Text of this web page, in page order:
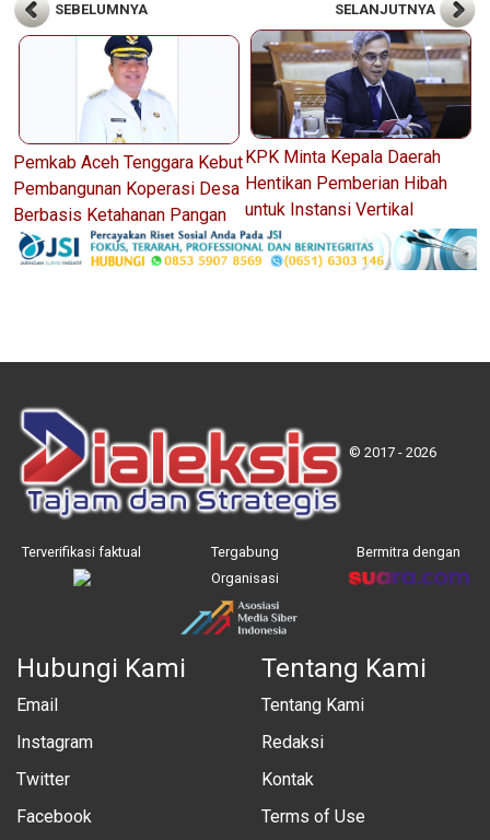
SEBELUMNYA
Pemkab Aceh Tenggara Kebut
Pembangunan Koperasi Desa
Berbasis Ketahanan Pangan
SELANJUTNYA
KPK Minta Kepala Daerah
Hentikan Pemberian Hibah
untuk Instansi Vertikal
© 2017 - 2026
Terverifikasi faktual
Tergabung
Organisasi
Bermitra dengan
Hubungi Kami
Email
Instagram
Twitter
Facebook
Tentang Kami
Tentang Kami
Redaksi
Kontak
Terms of Use